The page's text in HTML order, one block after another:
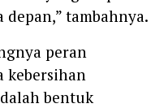
tambahnya.
peran
kebersihan
bentuk